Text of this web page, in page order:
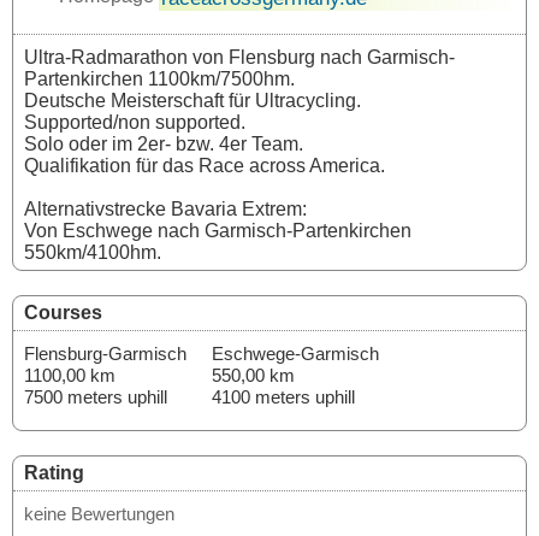
Ultra-Radmarathon von Flensburg nach Garmisch-
Partenkirchen 1100km/7500hm.
Deutsche Meisterschaft für Ultracycling.
Supported/non supported.
Solo oder im 2er- bzw. 4er Team.
Qualifikation für das Race across America.
Alternativstrecke Bavaria Extrem:
Von Eschwege nach Garmisch-Partenkirchen
550km/4100hm.
Courses
Flensburg-Garmisch
1100,00 km
7500 meters uphill
Eschwege-Garmisch
550,00 km
4100 meters uphill
Rating
keine Bewertungen